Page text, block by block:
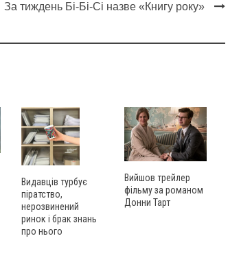
За тиждень Бі-Бі-Сі назве «Книгу року»
Видавців турбує
піратство,
нерозвинений
ринок і брак знань
про нього
Вийшов трейлер
фільму за романом
Донни Тарт